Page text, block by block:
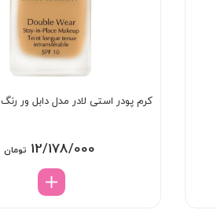
کرم پودر استی لادر مدل دابل ور رنگ 2C1
12/178/000 تومان